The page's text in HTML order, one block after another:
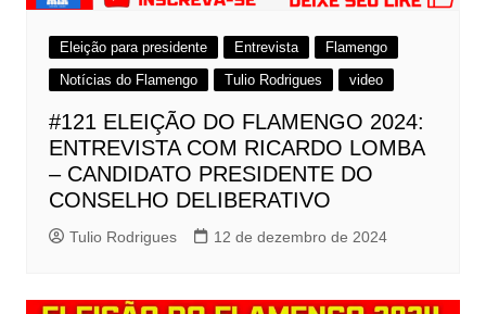
Eleição para presidente Entrevista
Flamengo
Notícias do Flamengo
Tulio Rodrigues video
#121 ELEIÇÃO DO FLAMENGO 2024:
ENTREVISTA COM RICARDO LOMBA
– CANDIDATO PRESIDENTE DO
CONSELHO DELIBERATIVO
Tulio Rodrigues 12 de dezembro de 2024